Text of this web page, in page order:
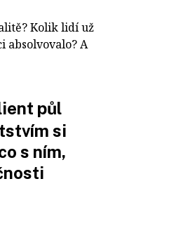
Kolik lidí už
absolvovalo? A
půl
si
s ním,